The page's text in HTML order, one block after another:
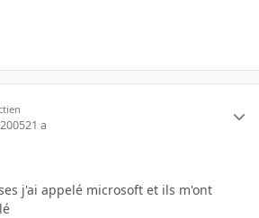
21 a
j'ai appelé microsoft et ils m'ont